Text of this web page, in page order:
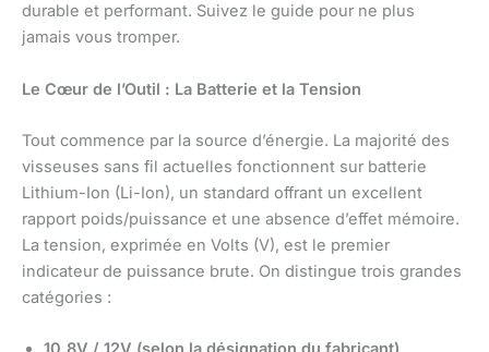
durable et performant. Suivez le guide pour ne plus
jamais vous tromper.
Le Cœur de l’Outil : La Batterie et la Tension
Tout commence par la source d’énergie. La majorité des
visseuses sans fil actuelles fonctionnent sur batterie
Lithium-Ion (Li-Ion), un standard offrant un excellent
rapport poids/puissance et une absence d’effet mémoire.
La tension, exprimée en Volts (V), est le premier
indicateur de puissance brute. On distingue trois grandes
catégories :